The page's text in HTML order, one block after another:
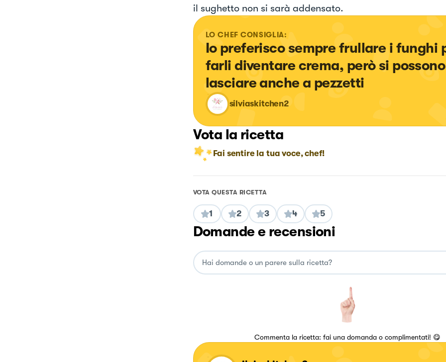
il sughetto non si sarà addensato.
LO CHEF CONSIGLIA:
Io preferisco sempre frullare i funghi
farli diventare crema, però si
lasciare anche a pezzetti
silviaskitchen2
Vota la ricetta
Fai sentire la tua voce, chef!
VOTA QUESTA RICETTA
1 2 3 4 5
Domande e recensioni
Commenta la ricetta: fai una domanda o complimentati! 😋